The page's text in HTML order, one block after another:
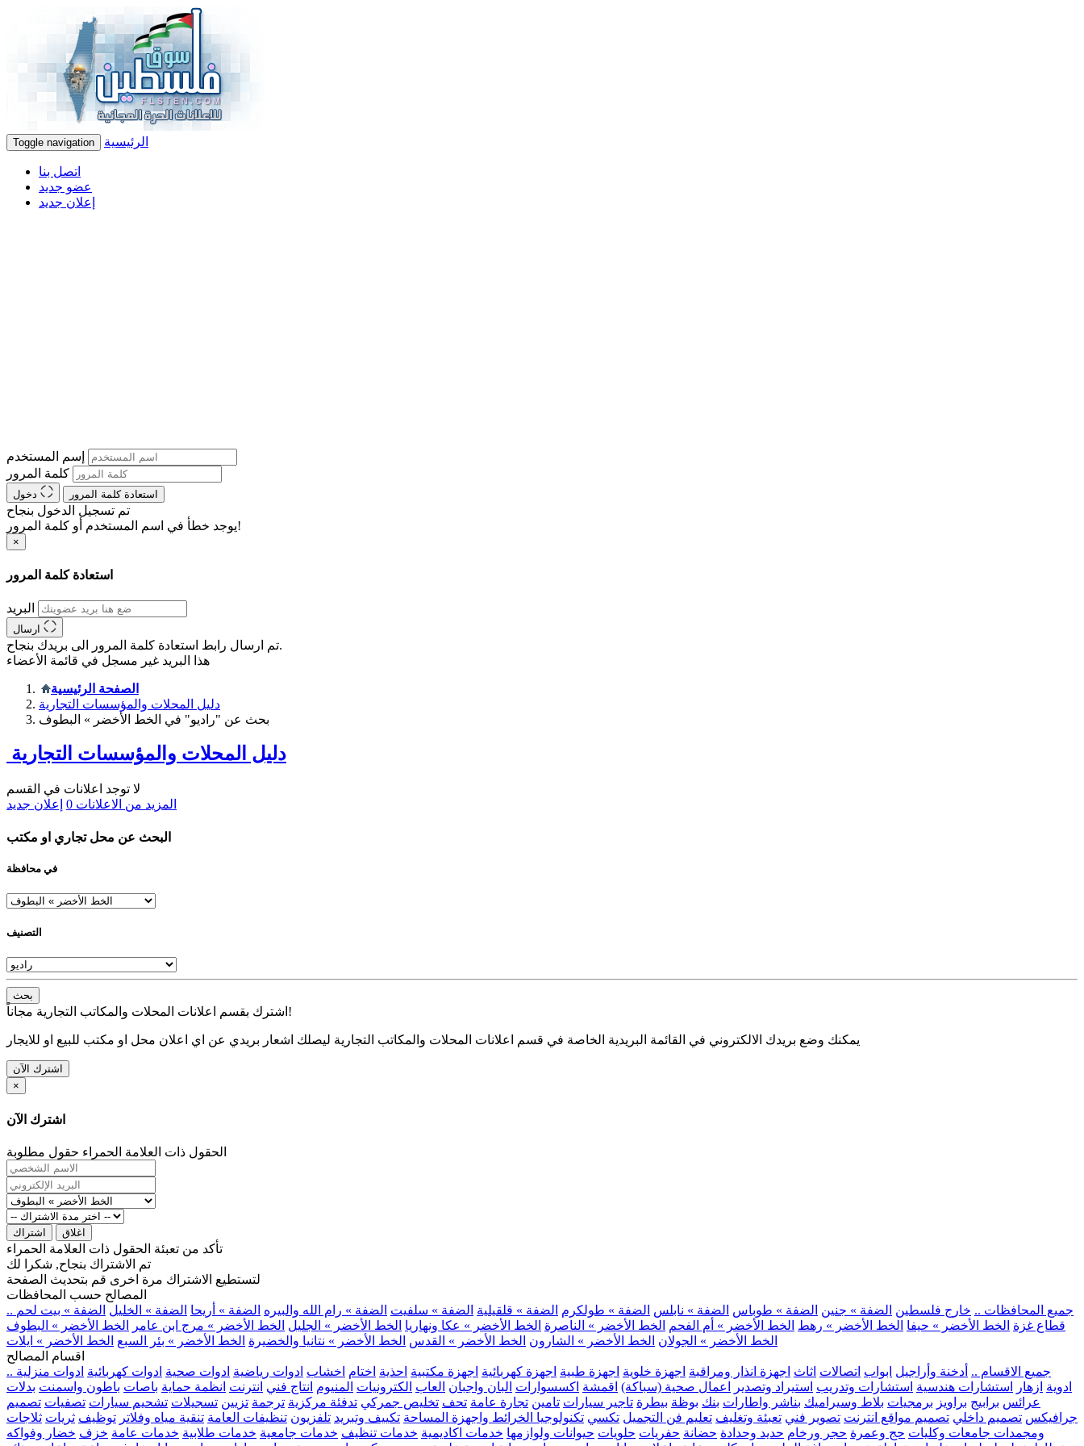
Toggle navigation الرئيسية
اتصل بنا
عضو جديد
إعلان جديد
إسم المستخدم
كلمة المرور
استعادة كلمة المرور
تم تسجيل الدخول بنجاح
يوجد خطأ في اسم المستخدم أو كلمة المرور!
×
استعادة كلمة المرور
البريد
تم ارسال رابط استعادة كلمة المرور الى بريدك بنجاح.
هذا البريد غير مسجل في قائمة الأعضاء
الصفحة الرئيسية
دليل المحلات والمؤسسات التجارية
بحث عن "راديو" في الخط الأخضر » البطوف
دليل المحلات والمؤسسات التجارية
لا توجد اعلانات في القسم
المزيد من الاعلانات 0 إعلان جديد
البحث عن محل تجاري او مكتب
في محافظة
التصنيف
بحث
اشترك بقسم اعلانات المحلات والمكاتب التجارية مجاناً!
يمكنك وضع بريدك الالكتروني في القائمة البريدية الخاصة في قسم اعلانات المحلات والمكاتب التجارية ليصلك اشعار بريدي عن اي اعلان محل او مكتب للبيع او للايجار
اشترك الآن
×
اشترك الآن
الحقول ذات العلامة الحمراء حقول مطلوبة
اشتراك اغلاق
تأكد من تعبئة الحقول ذات العلامة الحمراء
تم الاشتراك بنجاح, شكرا لك
لتستطيع الاشتراك مرة اخرى قم بتحديث الصفحة
المصالح حسب المحافظات
.. جميع المحافظات .. خارج فلسطين الضفة » جنين الضفة » طوباس الضفة » نابلس الضفة » طولكرم الضفة » قلقيلية الضفة » سلفيت الضفة » رام الله والبيره الضفة » أريحا الضفة » الخليل الضفة » بيت لحم
قطاع غزة الخط الأخضر » حيفا الخط الأخضر » رهط الخط الأخضر » أم الفحم الخط الأخضر » الناصرة الخط الأخضر » عكا ونهاريا الخط الأخضر » الجليل الخط الأخضر » مرج ابن عامر
الخط الأخضر » البطوف
الخط الأخضر » الجولان الخط الأخضر » الشارون الخط الأخضر » القدس الخط الأخضر » نتانيا والخضيرة الخط الأخضر » بئر السبع الخط الأخضر » ايلات
اقسام المصالح
.. جميع الاقسام .. أدخنة وأراجيل ابواب اتصالات اثاث اجهزة انذار ومراقبة اجهزة خلوية اجهزة طبية اجهزة كهربائية اجهزة مكتبية احذية اختام اخشاب ادوات رياضية ادوات صحية ادوات كهربائية ادوات منزلية
ادوية ازهار استشارات هندسية استشارات وتدريب استيراد وتصدير اعمال صحية (سباكة) اقمشة اكسسوارات البان واجبان العاب الكترونيات المنيوم انتاج فني انترنت انظمة حماية باصات باطون واسمنت بدلات
عرائس برابيج براويز برمجيات بلاط وسيراميك بناشر واطارات بنك بوظة بيطرة تاجير سيارات تامين تجارة عامة تحف تخليص جمركي تدفئة مركزية ترجمة تزيين تسجيلات تشحيم سيارات تصفيات تصميم
جرافيكس تصميم داخلي تصميم مواقع انترنت تصوير فني تعبئة وتغليف تعليم فن التجميل تكسي تكنولوجيا الخرائط واجهزة المساحة تكييف وتبريد تلفزيون تنظيفات العامة تنقية مياه وفلاتر توظيف ثريات ثلاجات
ومجمدات جامعات وكليات حج وعمرة حجر ورخام حديد وحدادة حضانة حفريات حلويات حيوانات ولوازمها خدمات اكاديمية خدمات تنظيف خدمات جامعية خدمات طلابية خدمات عامة خزف خضار وفواكه